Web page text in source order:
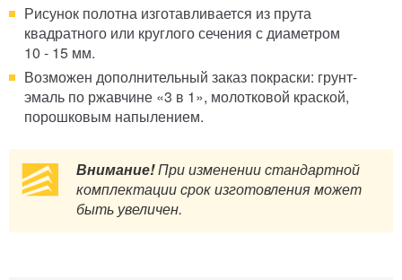
Рисунок полотна изготавливается из прута
квадратного или круглого сечения с диаметром
10 - 15 мм.
Возможен дополнительный заказ покраски: грунт-
эмаль по ржавчине «3 в 1», молотковой краской,
порошковым напылением.
Внимание!При изменении стандартной
комплектации срок изготовления может
быть увеличен.